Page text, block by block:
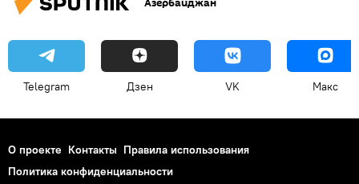
Telegram Дзен VK Макс
О проекте Контакты Правила использования
Политика конфиденциальности